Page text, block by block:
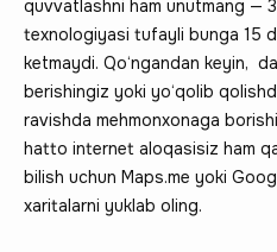
quvvatlashni ham unutmang —
texnologiyasi tufayli bunga 15
ketmaydi. Qo‘ngandan keyin,
berishingiz yoki yo‘qolib
ravishda mehmonxonaga
hatto internet aloqasisiz ham
bilish uchun Maps.me yoki
xaritalarni yuklab oling.